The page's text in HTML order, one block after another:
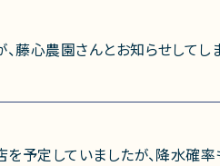
藤心農園さんとお知らせして
を予定していましたが、降水確